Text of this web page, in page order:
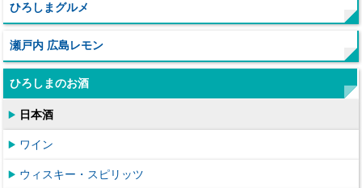
ひろしまグルメ
瀬戸内 広島レモン
ひろしまのお酒
日本酒
ワイン
ウィスキー・スピリッツ